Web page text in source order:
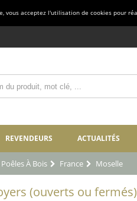
vous acceptez l'utilisation de cookies pour
REVENDEURS ACTUALITÉS
À Bois France Moselle
(ouverts ou